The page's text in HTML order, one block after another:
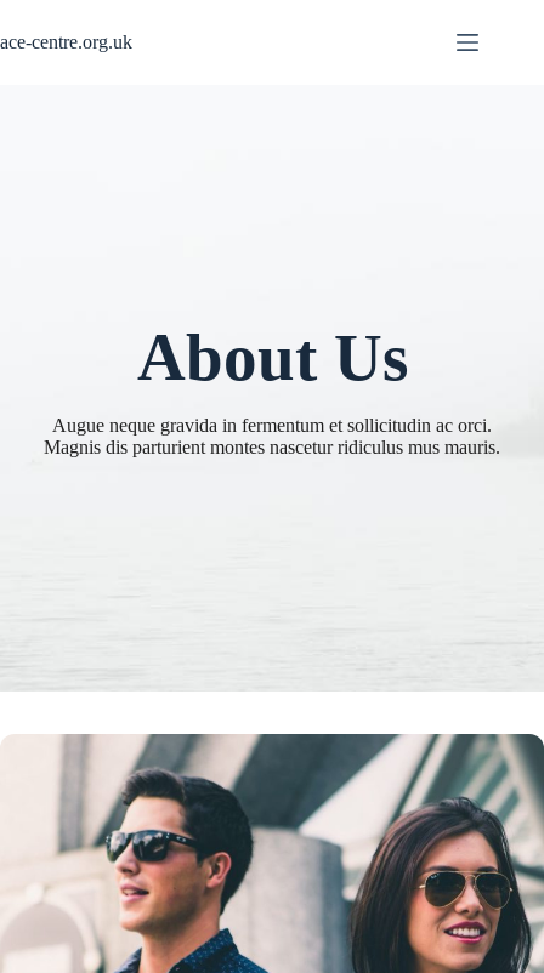
content
ace-centre.org.uk
About Us
Augue neque gravida in fermentum et sollicitudin ac orci.
Magnis dis parturient montes nascetur ridiculus mus mauris.